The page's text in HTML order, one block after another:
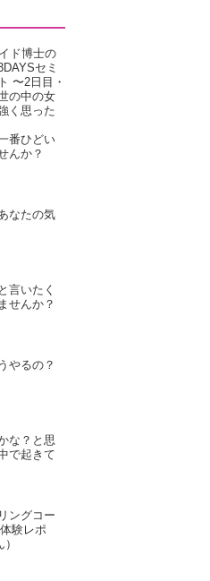
ド博士の
セミ
〜2日目・
の中の女
く思った
番ひどい
んか？
なたの気
言いたく
せんか？
やるの？
な？と思
で起きて
ングコー
験レポ